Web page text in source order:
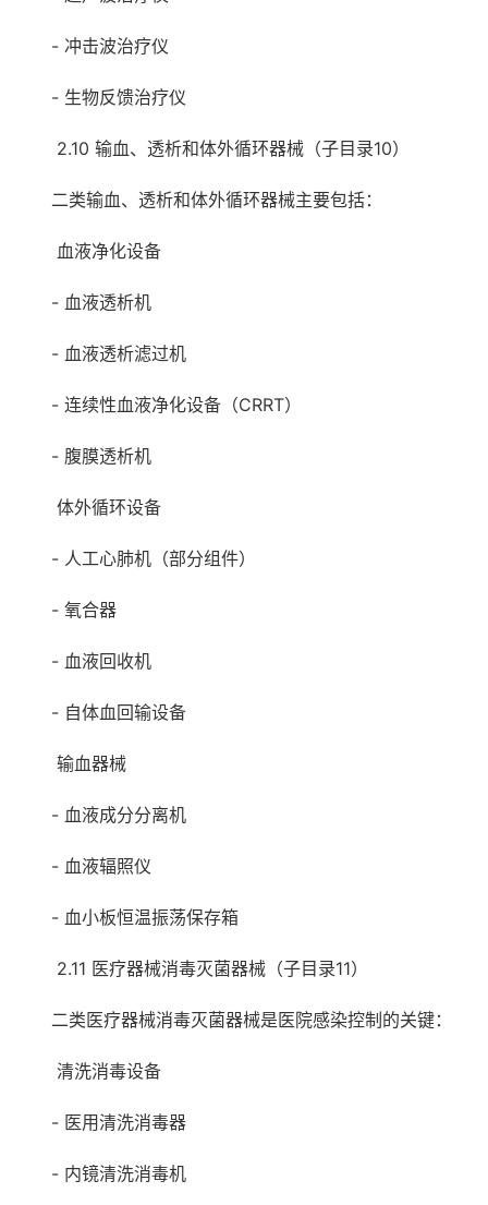
- 冲击波治疗仪
- 生物反馈治疗仪
2.10 输血、透析和体外循环器械（子目录10）
二类输血、透析和体外循环器械主要包括：
血液净化设备
- 血液透析机
- 血液透析滤过机
- 连续性血液净化设备（CRRT）
- 腹膜透析机
体外循环设备
- 人工心肺机（部分组件）
- 氧合器
- 血液回收机
- 自体血回输设备
输血器械
- 血液成分分离机
- 血液辐照仪
- 血小板恒温振荡保存箱
2.11 医疗器械消毒灭菌器械（子目录11）
二类医疗器械消毒灭菌器械是医院感染控制的关键：
清洗消毒设备
- 医用清洗消毒器
- 内镜清洗消毒机